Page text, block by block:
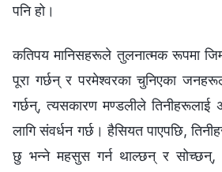
पनि हो।
कतिपय मानिसहरूले तुलनात्मक रूपमा
पूरा गर्छन् र परमेश्‍वरका चुनिएका
गर्छन्, त्यसकारण मण्डलीले तिनीहरूलाई
लागि संवर्धन गर्छ। हैसियत पाएपछि,
छु भन्ने महसुस गर्न थाल्छन् र सोच्छन्,